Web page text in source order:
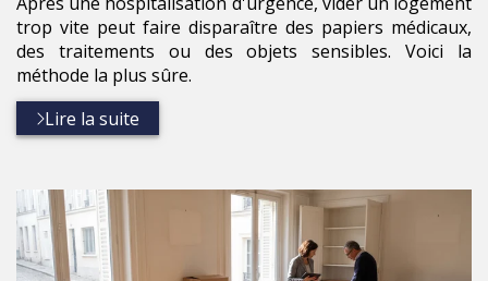
trop vite peut faire disparaître des papiers médicaux,
des traitements ou des objets sensibles. Voici la
méthode la plus sûre.
Lire la suite